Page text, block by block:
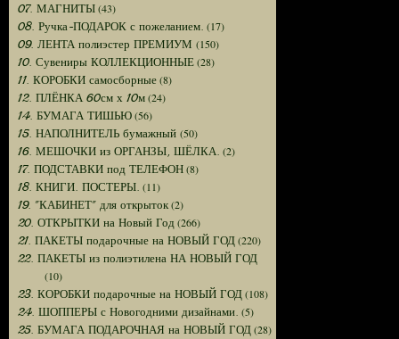
07. МАГНИТЫ(43)
08. Ручка-ПОДАРОК с пожеланием. (17)
09. ЛЕНТА полиэстер ПРЕМИУМ (150)
10. Сувениры КОЛЛЕКЦИОННЫЕ(28)
11. КОРОБКИ самосборные(8)
12. ПЛЁНКА 60см х 10м(24)
14. БУМАГА ТИШЬЮ(56)
15. НАПОЛНИТЕЛЬ бумажный (50)
16. МЕШОЧКИ из ОРГАНЗЫ, ШЁЛКА. (2)
17. ПОДСТАВКИ под ТЕЛЕФОН(8)
18. КНИГИ. ПОСТЕРЫ. (11)
19. "КАБИНЕТ" для открыток(2)
20. ОТКРЫТКИ на Новый Год (266)
21. ПАКЕТЫ подарочные на НОВЫЙ ГОД(220)
22. ПАКЕТЫ из полиэтилена НА НОВЫЙ ГОД
(10)
23. КОРОБКИ подарочные на НОВЫЙ ГОД(108)
24. ШОППЕРЫ с Новогодними дизайнами. (5)
25. БУМАГА ПОДАРОЧНАЯ на НОВЫЙ ГОД(28)